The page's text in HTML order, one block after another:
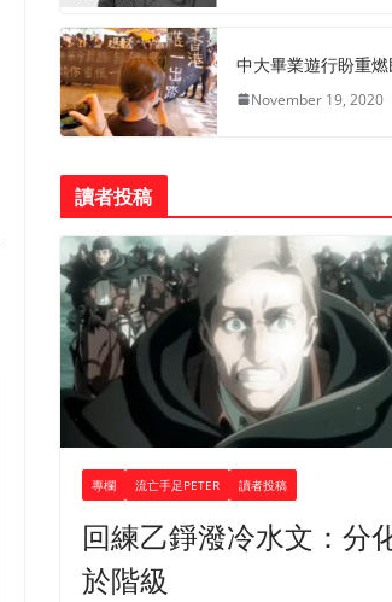
中大畢業遊行盼重
November 19, 2020
讀者投稿
專欄 流亡手足PETER 讀者投稿
回練乙錚潑冷水文：分
於階級